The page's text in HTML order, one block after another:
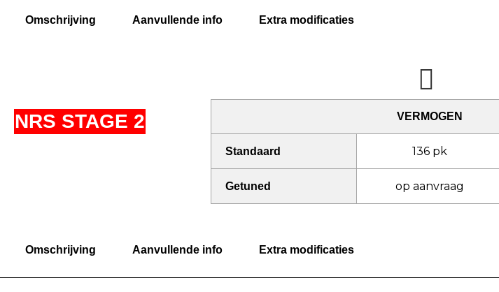
Omschrijving Aanvullende info Extra modificaties
NRS STAGE 2 VERMOGEN
Standaard 136 pk
Getuned op aanvraag
Omschrijving Aanvullende info Extra modificaties